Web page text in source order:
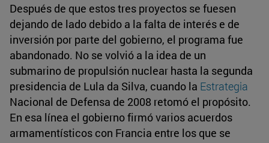
Después de que estos tres proyectos se fuesen
dejando de lado debido a la falta de interés e de
inversión por parte del gobierno, el programa fue
abandonado. No se volvió a la idea de un
submarino de propulsión nuclear hasta la segunda
presidencia de Lula da Silva, cuando la Estrategia
Nacional de Defensa de 2008 retomó el propósito.
En esa línea el gobierno firmó varios acuerdos
armamentísticos con Francia entre los que se